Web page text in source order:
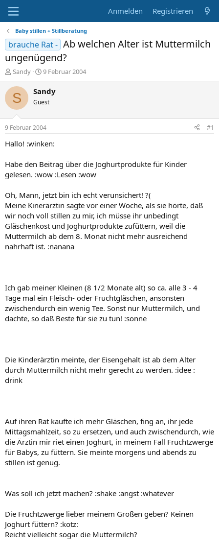
Anmelden Registrieren
Baby stillen + Stillberatung
brauche Rat - Ab welchen Alter ist Muttermilch
ungenügend?
E
r
s
t
l
e
r
Sandy
E
r
s
e
t
a
9 Februar 2004
S Sandy
Guest
9 Februar 2004 #1
Hallo! :winken:
Habe den Beitrag über die Joghurtprodukte für Kinder
gelesen. :wow :Lesen :wow
Oh, Mann, jetzt bin ich echt verunsichert! ?(
Meine Kinerärztin sagte vor einer Woche, als sie hörte, daß
wir noch voll stillen zu mir, ich müsse ihr unbedingt
Gläschenkost und Joghurtprodukte zufüttern, weil die
Muttermilch ab dem 8. Monat nicht mehr ausreichend
nahrhaft ist. :nanana
Ich gab meiner Kleinen (8 1/2 Monate alt) so ca. alle 3 - 4
Tage mal ein Fleisch- oder Fruchtgläschen, ansonsten
zwischendurch ein wenig Tee. Sonst nur Muttermilch, und
dachte, so daß Beste für sie zu tun! :sonne
Die Kinderärztin meinte, der Eisengehalt ist ab dem Alter
durch Muttermilch nicht mehr gerecht zu werden. :idee :
drink
Auf ihren Rat kaufte ich mehr Gläschen, fing an, ihr jede
Mittagsmahlzeit, so zu ersetzen, und auch zwischendurch, wie
die Ärztin mir riet einen Joghurt, in meinem Fall Fruchtzwerge
für Babys, zu füttern. Sie meinte morgens und abends zu
stillen ist genug.
Was soll ich jetzt machen? :shake :angst :whatever
Die Fruchtzwerge lieber meinem Großen geben? Keinen
Joghurt füttern? :kotz:
Reicht vielleicht sogar die Muttermilch?